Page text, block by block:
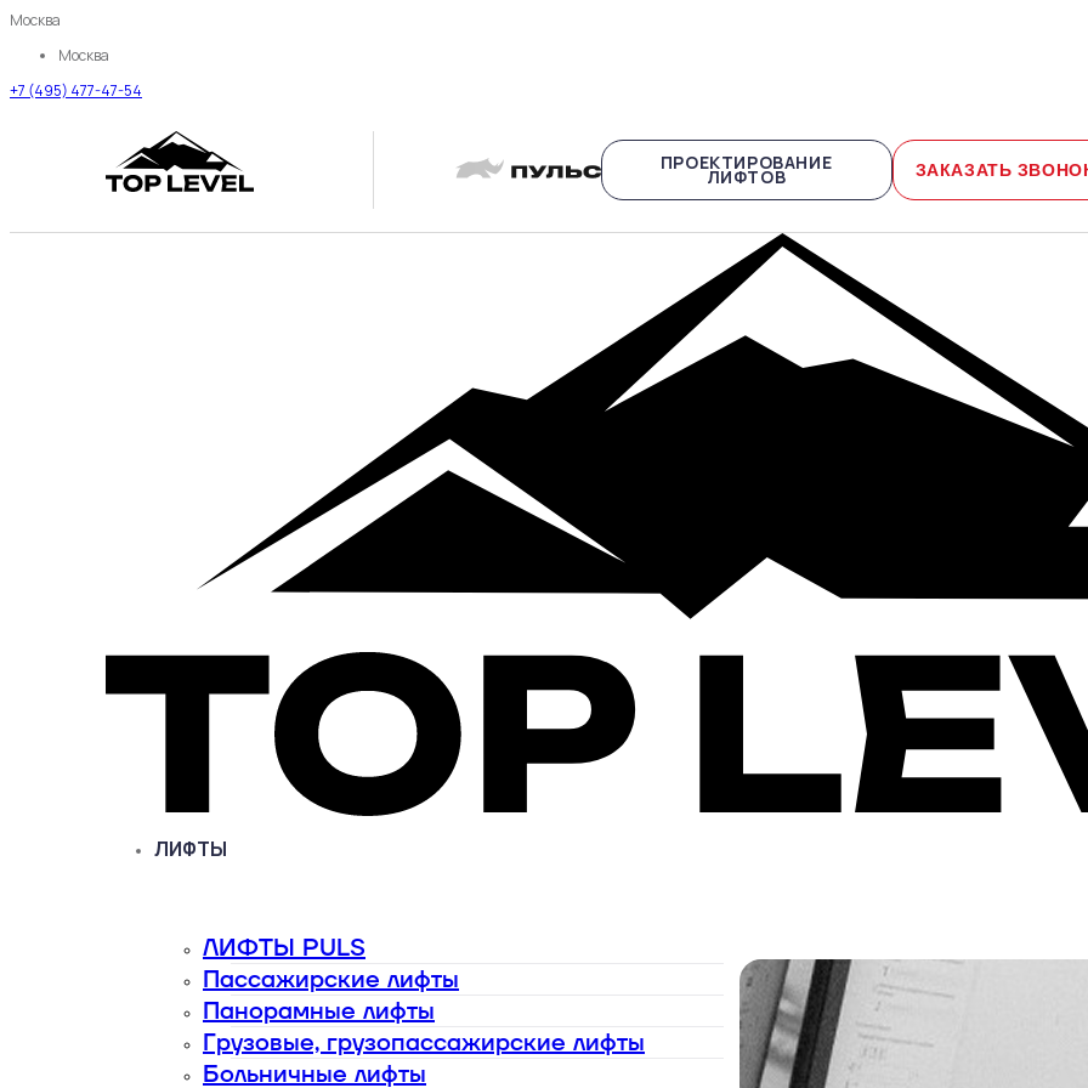
Москва
Москва
+7 (495) 477-47-54
ПРОЕКТИРОВАНИЕ
ЛИФТОВ ЗАКАЗАТЬ
ЛИФТЫ
ЛИФТЫ PULS
Пассажирские лифты
Панорамные лифты
Грузовые, грузопассажирские лифты
Больничные лифты